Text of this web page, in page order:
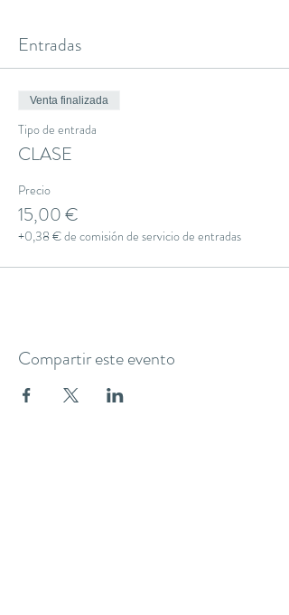
Entradas
Venta finalizada
Tipo de entrada
CLASE
Precio
15,00 €
+0,38 € de comisión de servicio de entradas
Compartir este evento